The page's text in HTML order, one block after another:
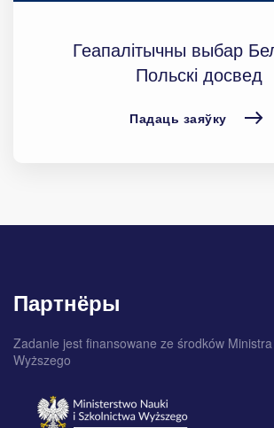
Геапалітычны выбар
Польскі досвед
Падаць заяўку
Партнёры
Zadanie jest finansowane ze środków
Wyższego